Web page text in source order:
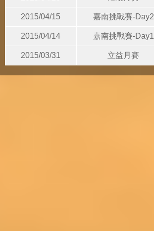
2015/04/15 嘉南挑戰賽-Day2
2015/04/14 嘉南挑戰賽-Day1
2015/03/31 立益月賽